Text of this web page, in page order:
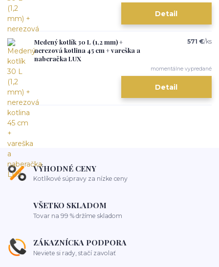
Detail
Medený kotlík 30 L (1,2 mm) +
nerezová kotlina 45 cm + vareška a
naberačka LUX
571 €/ks
momentálne vypredané
Detail
VÝHODNÉ CENY
Kotlíkové súpravy za nízke ceny
VŠETKO SKLADOM
Tovar na 99 % držíme skladom
ZÁKAZNÍCKA PODPORA
Neviete si rady, stačí zavolať